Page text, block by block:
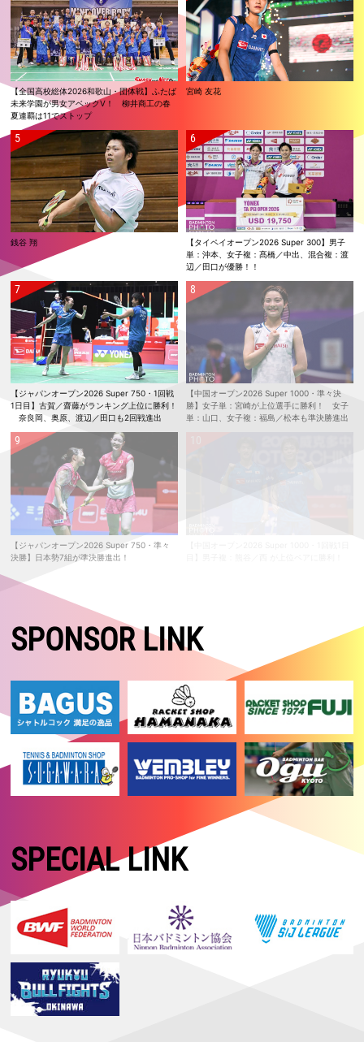
【全国高校総体2026和歌山・団体戦】ふたば
未来学園が男女アベックV！ 柳井商工の春
夏連覇は11でストップ
宮崎 友花
銭谷 翔
【タイペイオープン2026 Super 300】男子
単：沖本、女子複：髙橋／中出、混合複：渡
辺／田口が優勝！！
【ジャパンオープン2026 Super 750・1回戦
1日目】古賀／齋藤がランキング上位に勝利！
奈良岡、奥原、渡辺／田口も2回戦進出
【中国オープン2026 Super 1000・準々決
勝】女子単：宮崎が上位選手に勝利！ 女子
単：山口、女子複：福島／松本も準決勝進出
【ジャパンオープン2026 Super 750・準々
決勝】日本勢7組が準決勝進出！
SPONSOR LINK
SPECIAL LINK